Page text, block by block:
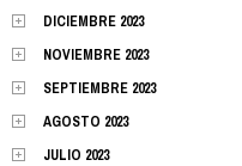
DICIEMBRE 2023
NOVIEMBRE 2023
SEPTIEMBRE 2023
AGOSTO 2023
JULIO 2023